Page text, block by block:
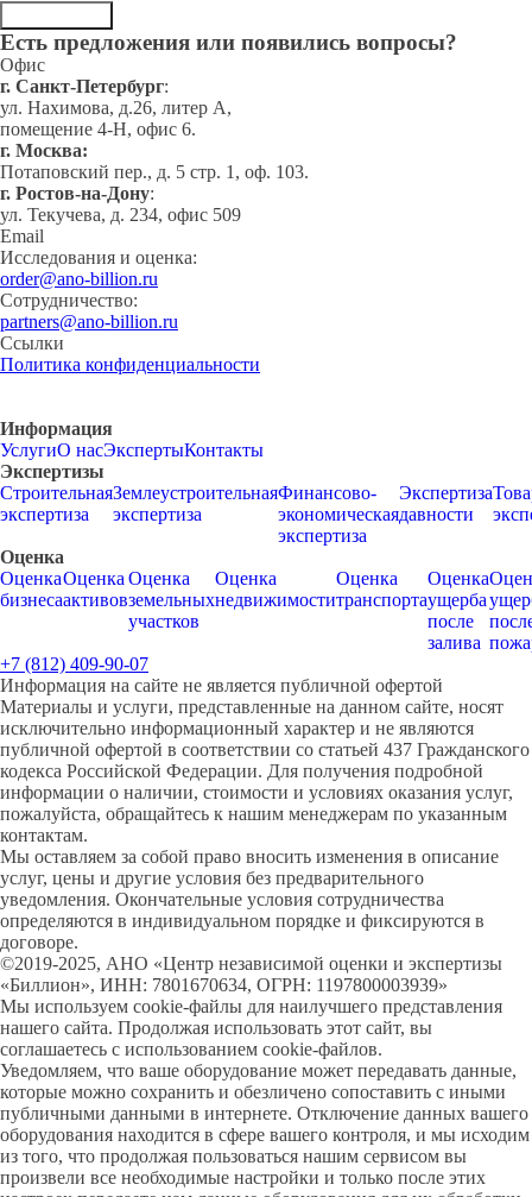
Есть предложения или появились вопросы?
Офис
г. Cанкт-Петербург:
ул. Нахимова, д.26, литер А,
помещение 4-Н, офис 6.
г. Москва:
Потаповский пер., д. 5 стр. 1, оф. 103.
г. Ростов-на-Дону:
ул. Текучева, д. 234, офис 509
Email
Исследования и оценка:
order@ano-billion.ru
Сотрудничество:
partners@ano-billion.ru
Ссылки
Политика конфиденциальности
Информация
УслугиО насЭкспертыКонтакты
Экспертизы
Строительная
экспертиза
Землеустроительная
экспертиза
Финансово-
экономическая
экспертиза
Экспертиза
давности
Оценка
Оценка
бизнеса
Оценка
активов
Оценка
земельных
участков
Оценка
недвижимости
Оценка
транспорта
Оценка
ущерба
после
залива
+7 (812) 409-90-07
Информация на сайте не является публичной офертой
Материалы и услуги, представленные на данном сайте, носят
исключительно информационный характер и не являются
публичной офертой в соответствии со статьей 437 Гражданского
кодекса Российской Федерации. Для получения подробной
информации о наличии, стоимости и условиях оказания услуг,
пожалуйста, обращайтесь к нашим менеджерам по указанным
контактам.
Мы оставляем за собой право вносить изменения в описание
услуг, цены и другие условия без предварительного
уведомления. Окончательные условия сотрудничества
определяются в индивидуальном порядке и фиксируются в
договоре.
©2019-2025, АНО «Центр независимой оценки и экспертизы
«Биллион», ИНН: 7801670634, ОГРН: 1197800003939»
Мы используем cookie-файлы для наилучшего представления
нашего сайта. Продолжая использовать этот сайт, вы
соглашаетесь с использованием cookie-файлов.
Уведомляем, что ваше оборудование может передавать данные,
которые можно сохранить и обезличено сопоставить с иными
публичными данными в интернете. Отключение данных вашего
оборудования находится в сфере вашего контроля, и мы исходим
из того, что продолжая пользоваться нашим сервисом вы
произвели все необходимые настройки и только после этих